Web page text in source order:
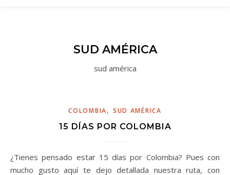
SUD AMÉRICA
sud américa
COLOMBIA, SUD AMÉRICA
15 DÍAS POR COLOMBIA
¿Tienes pensado estar 15 días por Colombia? Pues con
mucho gusto aquí te dejo detallada nuestra ruta, con